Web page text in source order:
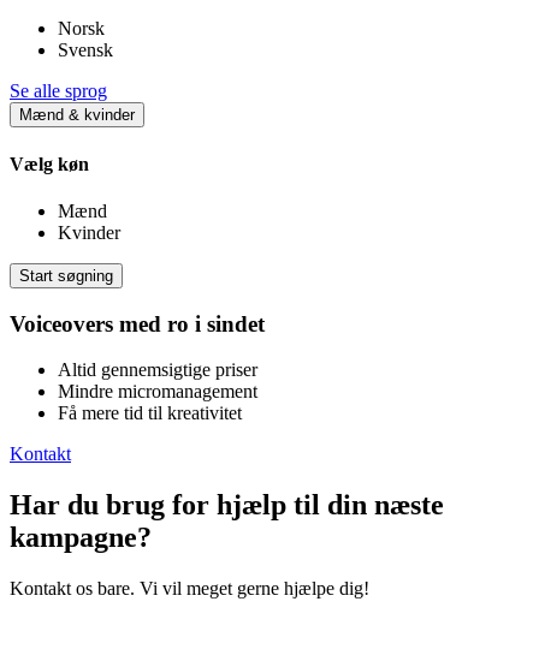
Norsk
Svensk
Se alle sprog
Mænd & kvinder
Vælg køn
Mænd
Kvinder
Start søgning
Voiceovers med ro i sindet
Altid gennemsigtige priser
Mindre micromanagement
Få mere tid til kreativitet
Kontakt
Har du brug for hjælp til din næste
kampagne?
Kontakt os bare. Vi vil meget gerne hjælpe dig!